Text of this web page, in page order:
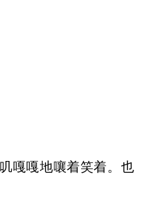
嘎嘎地嚷着笑着。也